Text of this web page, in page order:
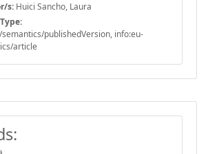
s: Huici Sancho, Laura
publishedVersion, info:eu-
article